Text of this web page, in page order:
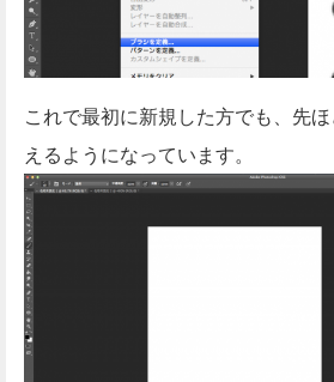
これで最初に新規した方でも、先
えるようになっています。